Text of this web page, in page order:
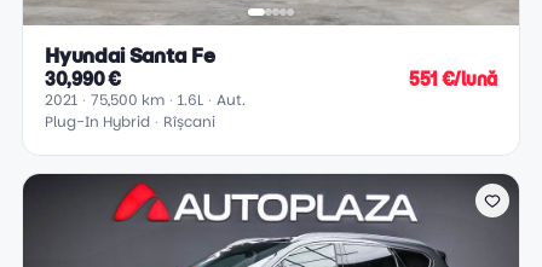
Hyundai Santa Fe
30,990 € 551 €/lună
2021 75,500 km 1.6L
Aut.
Plug-In Hybrid
Rîșcani